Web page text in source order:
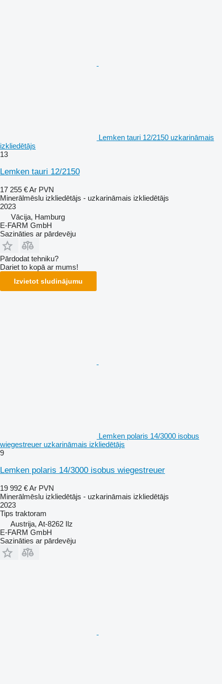
Lemken tauri 12/2150 uzkarināmais
izkliedētājs
13
Lemken tauri 12/2150
17 255 €Ar PVN
Minerālmēslu izkliedētājs - uzkarināmais izkliedētājs
2023
Vācija, Hamburg
E-FARM GmbH
Sazināties ar pārdevēju
Pārdodat tehniku?
Dariet to kopā ar mums!
Izvietot sludinājumu
Lemken polaris 14/3000 isobus
wiegestreuer uzkarināmais izkliedētājs
9
Lemken polaris 14/3000 isobus wiegestreuer
19 992 €Ar PVN
Minerālmēslu izkliedētājs - uzkarināmais izkliedētājs
2023
Tips traktoram
Austrija, At-8262 Ilz
E-FARM GmbH
Sazināties ar pārdevēju